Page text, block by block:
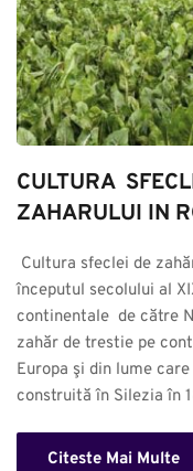
CULTURA
ZAHARULUI IN
începutul secolului al
continentale  de către
zahăr de trestie pe
Europa şi din lume
construită în Silezia în
Citeste Mai Multe